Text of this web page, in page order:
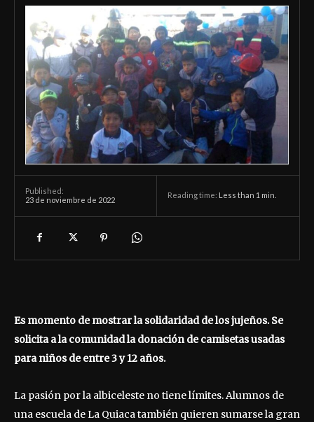
Published:
23 de noviembre de 2022
Reading time: Less than 1 min.
Es momento de mostrar la solidaridad de los jujeños. Se
solicita a la comunidad la donación de camisetas usadas
para niños de entre 3 y 12 años.
La pasión por la albiceleste no tiene límites. Alumnos de
una escuela de La Quiaca también quieren sumarse la gran